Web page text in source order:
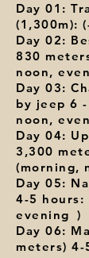
Day 01:
(1,300m):
Day 02:
830
noon,
Day 03:
by jeep 6
noon,
Day 04:
3,300
(morning,
Day 05:
4-5 hours:
evening )
Day 06:
meters)